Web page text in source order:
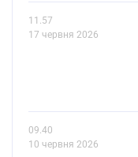
11.57
17 червня 2026
09.40
10 червня 2026